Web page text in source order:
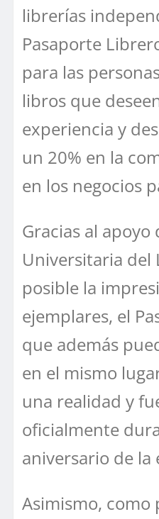
librerías
Pasaporte
para las
libros que
experiencia y
un 20% en la
en los negocios
Gracias al apoyo
Universitaria del
posible la
ejemplares, el
que además
en el mismo
una realidad y
oficialmente
aniversario de la
Asimismo, como